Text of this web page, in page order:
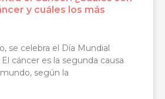
y cuáles los más
se celebra el Día Mundial
cáncer es la segunda causa
según la